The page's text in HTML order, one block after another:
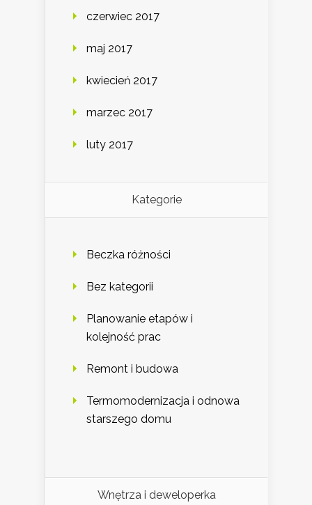
czerwiec 2017
maj 2017
kwiecień 2017
marzec 2017
luty 2017
Kategorie
Beczka różności
Bez kategorii
Planowanie etapów i
kolejność prac
Remont i budowa
Termomodernizacja i odnowa
starszego domu
Wnętrza i deweloperka